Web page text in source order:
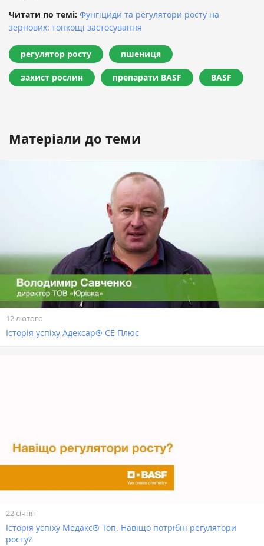
Читати по темі: Фунгіциди та регулятори росту на
зернових: тонкощі застосування
регулятор росту пшениця
захист рослин препарати BASF BASF
Матеріали до теми
12 лютого
Історія успіху Адексар® СЕ Плюс
22 січня
Історія успіху Медакс® Топ. Навіщо потрібні регулятори
росту?